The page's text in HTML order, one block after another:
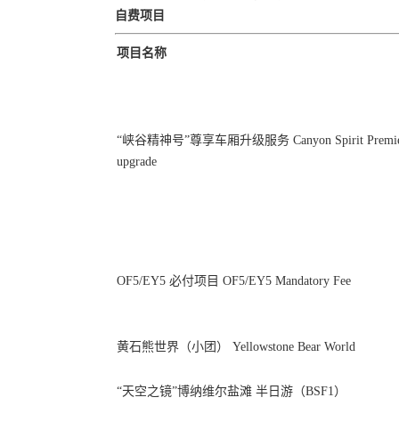
自费项目
项目名称
“峡谷精神号”尊享车厢升级服务 Canyon Spirit
upgrade
OF5/EY5 必付项目 OF5/EY5 Mandatory Fee
黄石熊世界（小团） Yellowstone Bear World
“天空之镜”博纳维尔盐滩 半日游（BSF1）